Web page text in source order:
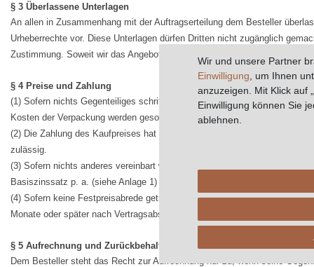
§ 3 Überlassene Unterlagen
An allen in Zusammenhang mit der Auftragserteilung dem Besteller
Urheberrechte vor. Diese Unterlagen dürfen Dritten nicht zugänglich
Zustimmung. Soweit wir das Angebot des Bestellers nicht innerhalb der
§ 4 Preise und Zahlung
(1) Sofern nichts Gegenteiliges schriftlich vereinbart wird, gelten unsere
Kosten der Verpackung werden gesondert in Rechnung gestellt.
(2) Die Zahlung des Kaufpreises hat ausschließlich auf das umseitig
zulässig.
(3) Sofern nichts anderes vereinbart wird, ist der Kaufpreis per Vorkasse
Basiszinssatz p. a. (siehe Anlage 1) berechnet. Die Geltendmachung
(4) Sofern keine Festpreisabrede getroffen wurde, bleiben angemessene
Monate oder später nach Vertragsabschluss erfolgen, vorbehalten.
§ 5 Aufrechnung und Zurückbehaltungsrechte
Dem Besteller steht das Recht zur Aufrechnung nur zu, wenn seine
Wir und unsere Partner
Einwilligung , um Ihnen
anzuzeigen. Mit Klick auf
Einwilligung können Sie
ablehnen.